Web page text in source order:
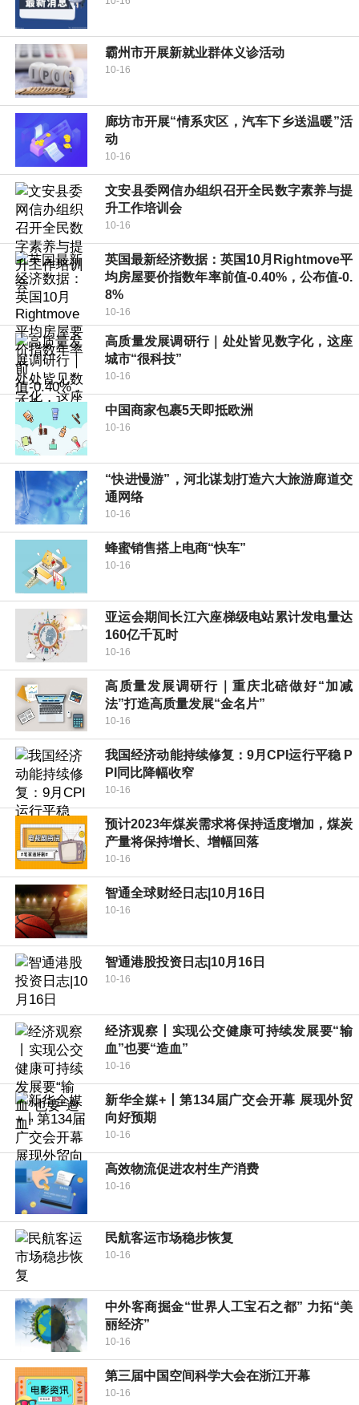
霸州市开展新就业群体义诊活动
10-16
廊坊市开展“情系灾区，汽车下乡送温暖”活
动
10-16
文安县委网信办组织召开全民数字素养与提
升工作培训会
10-16
英国最新经济数据：英国10月Rightmove平
均房屋要价指数年率前值-0.40%，公布值-0.
8%
10-16
高质量发展调研行｜处处皆见数字化，这座
城市“很科技”
10-16
中国商家包裹5天即抵欧洲
10-16
“快进慢游”，河北谋划打造六大旅游廊道交
通网络
10-16
蜂蜜销售搭上电商“快车”
10-16
亚运会期间长江六座梯级电站累计发电量达
160亿千瓦时
10-16
高质量发展调研行｜重庆北碚做好“加减
法”打造高质量发展“金名片”
10-16
我国经济动能持续修复：9月CPI运行平稳 P
PI同比降幅收窄
10-16
预计2023年煤炭需求将保持适度增加，煤炭
产量将保持增长、增幅回落
10-16
智通全球财经日志|10月16日
10-16
智通港股投资日志|10月16日
10-16
经济观察丨实现公交健康可持续发展要“输
血”也要“造血”
10-16
新华全媒+丨第134届广交会开幕 展现外贸
向好预期
10-16
高效物流促进农村生产消费
10-16
民航客运市场稳步恢复
10-16
中外客商掘金“世界人工宝石之都” 力拓“美
丽经济”
10-16
第三届中国空间科学大会在浙江开幕
10-16